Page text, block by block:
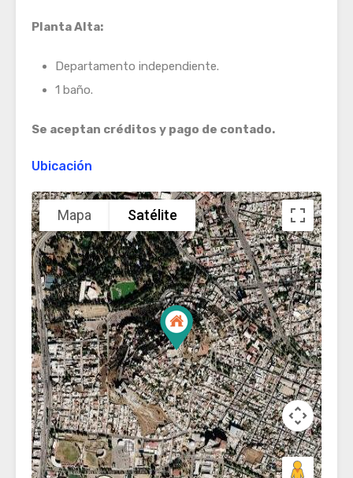
Planta Alta:
Departamento independiente.
1 baño.
Se aceptan créditos y pago de contado.
Ubicación
Mapa Satélite